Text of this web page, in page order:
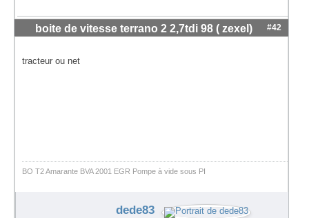
boite de vitesse terrano 2 2,7tdi 98 ( zexel) #42
tracteur ou net
BO T2 Amarante BVA 2001 EGR Pompe à vide sous PI
dede83